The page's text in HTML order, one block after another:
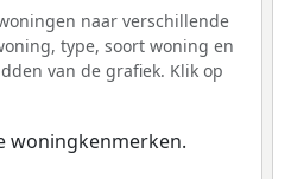
naar verschillende
type, soort woning en
van de grafiek. Klik op
woningkenmerken.